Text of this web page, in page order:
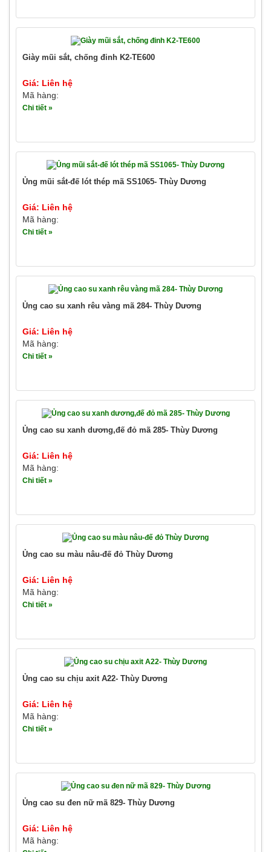
Giày mũi sắt, chống đinh K2-TE600
Giá: Liên hệ
Mã hàng:
Chi tiết »
Ủng mũi sắt-đế lót thép mã SS1065- Thùy Dương
Giá: Liên hệ
Mã hàng:
Chi tiết »
Ủng cao su xanh rêu vàng mã 284- Thùy Dương
Giá: Liên hệ
Mã hàng:
Chi tiết »
Ủng cao su xanh dương,đế đỏ mã 285- Thùy Dương
Giá: Liên hệ
Mã hàng:
Chi tiết »
Ủng cao su màu nâu-đế đỏ Thùy Dương
Giá: Liên hệ
Mã hàng:
Chi tiết »
Ủng cao su chịu axit A22- Thùy Dương
Giá: Liên hệ
Mã hàng:
Chi tiết »
Ủng cao su đen nữ mã 829- Thùy Dương
Giá: Liên hệ
Mã hàng: